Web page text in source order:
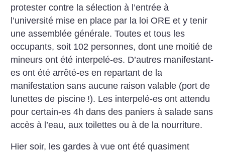
protester contre la sélection à l’entrée à
l’université mise en place par la loi ORE et y tenir
une assemblée générale. Toutes et tous les
occupants, soit 102 personnes, dont une moitié de
mineurs ont été interpelé-es. D’autres manifestant-
es ont été arrêté-es en repartant de la
manifestation sans aucune raison valable (port de
lunettes de piscine !). Les interpelé-es ont attendu
pour certain-es 4h dans des paniers à salade sans
accès à l’eau, aux toilettes ou à de la nourriture.
Hier soir, les gardes à vue ont été quasiment